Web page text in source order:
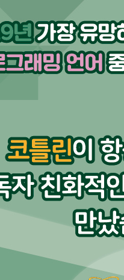
가로 알아보기 ...... 47
드 개선하기 ...... 48
식의 상태 출력 ...... 49
들기 ...... 51
기 ...... 60
...... 62